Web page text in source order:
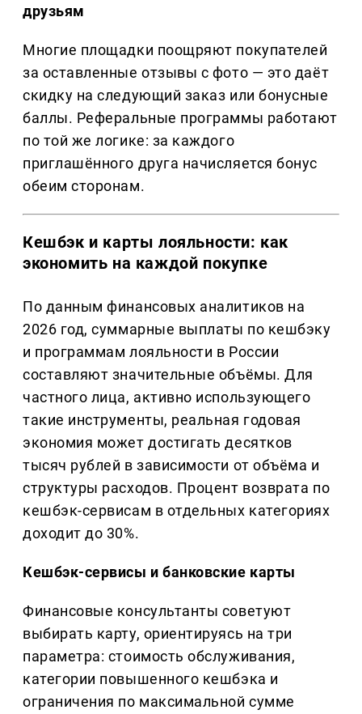
друзьям
Многие площадки поощряют покупателей
за оставленные отзывы с фото — это даёт
скидку на следующий заказ или бонусные
баллы. Реферальные программы работают
по той же логике: за каждого
приглашённого друга начисляется бонус
обеим сторонам.
Кешбэк и карты лояльности: как
экономить на каждой покупке
По данным финансовых аналитиков на
2026 год, суммарные выплаты по кешбэку
и программам лояльности в России
составляют значительные объёмы. Для
частного лица, активно использующего
такие инструменты, реальная годовая
экономия может достигать десятков
тысяч рублей в зависимости от объёма и
структуры расходов. Процент возврата по
кешбэк-сервисам в отдельных категориях
доходит до 30%.
Кешбэк-сервисы и банковские карты
Финансовые консультанты советуют
выбирать карту, ориентируясь на три
параметра: стоимость обслуживания,
категории повышенного кешбэка и
ограничения по максимальной сумме